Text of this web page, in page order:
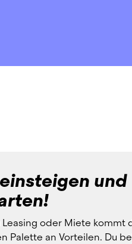
und
Leasing oder Miete kommt
Palette an Vorteilen. Du